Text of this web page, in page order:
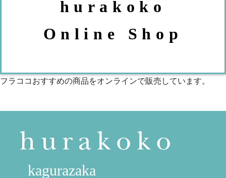
hurakoko
Online Shop
フラココおすすめの商品をオンラインで販売しています。
kagurazaka